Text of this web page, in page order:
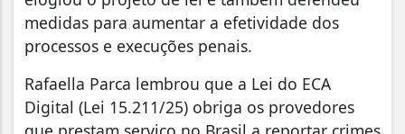
medidas para aumentar a efetividade dos
processos e execuções penais.
Rafaella Parca lembrou que a Lei do ECA
Digital (Lei 15.211/25) obriga os provedores